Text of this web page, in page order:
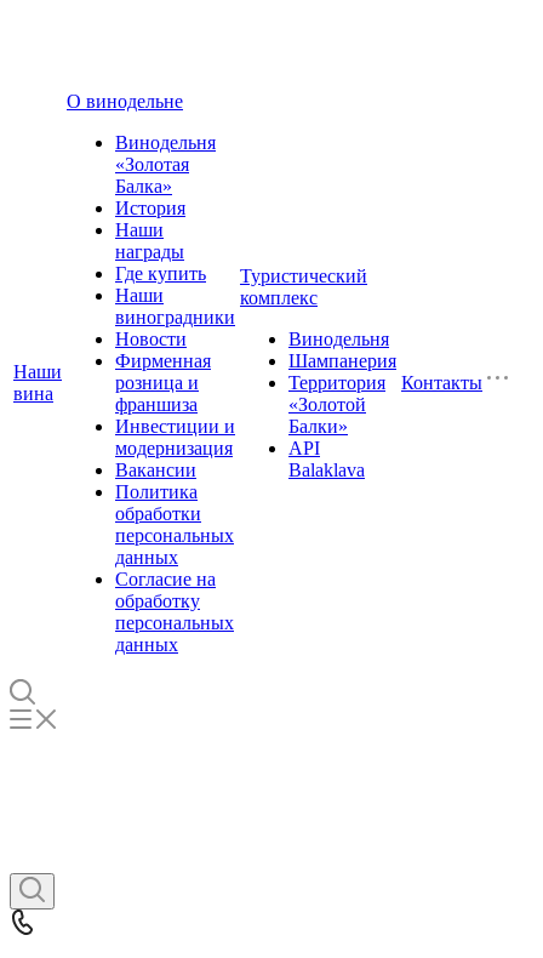
Наши
вина
О винодельне
Винодельня
«Золотая
Балка»
История
Наши
награды
Где купить
Наши
виноградники
Новости
Фирменная
розница и
франшиза
Инвестиции и
модернизация
Вакансии
Политика
обработки
персональных
данных
Согласие на
обработку
персональных
данных
Туристический
комплекс
Винодельня
Шампанерия
Территория
«Золотой
Балки»
API
Balaklava
Контакты